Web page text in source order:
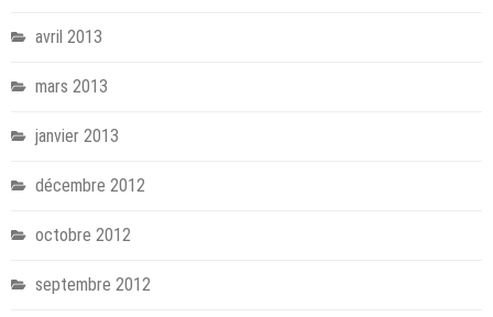
avril 2013
mars 2013
janvier 2013
décembre 2012
octobre 2012
septembre 2012